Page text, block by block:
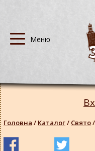
Головна / Каталог/ Свято/